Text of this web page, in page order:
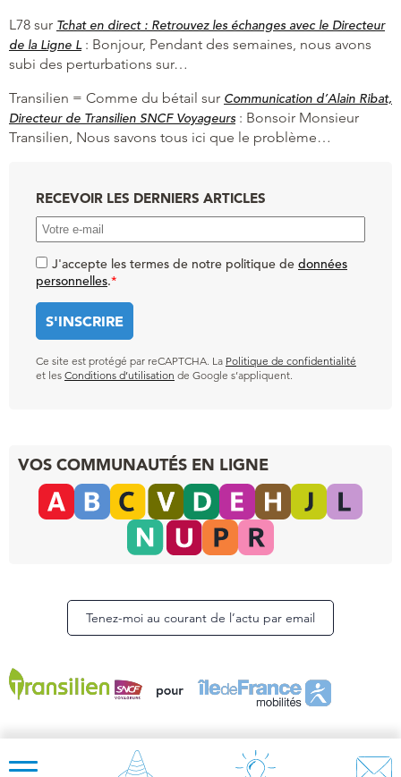
L78 sur Tchat en direct : Retrouvez les échanges avec le Directeur
de la Ligne L : Bonjour, Pendant des semaines, nous avons
subi des perturbations sur…
Transilien = Comme du bétail sur Communication d’Alain Ribat,
Directeur de Transilien SNCF Voyageurs : Bonsoir Monsieur
Transilien, Nous savons tous ici que le problème…
RECEVOIR LES DERNIERS ARTICLES
J'accepte les termes de notre politique de données
personnelles.*
Ce site est protégé par reCAPTCHA. La Politique de confidentialité
et les Conditions d’utilisation de Google s’appliquent.
VOS COMMUNAUTÉS EN LIGNE
Tenez-moi au courant de l’actu par email